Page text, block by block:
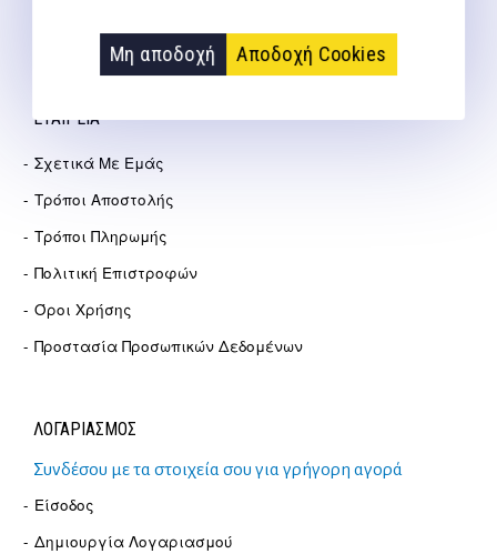
Μη αποδοχή Αποδοχή Cookies
Αγγελάκη 21, Θεσσαλονίκη
ΕΤΑΙΡΕΊΑ
Σχετικά Με Εμάς
Τρόποι Αποστολής
Τρόποι Πληρωμής
Πολιτική Επιστροφών
Όροι Χρήσης
Προστασία Προσωπικών Δεδομένων
ΛΟΓΑΡΙΑΣΜΟΣ
Συνδέσου με τα στοιχεία σου για γρήγορη αγορά
Είσοδος
Δημιουργία Λογαριασμού